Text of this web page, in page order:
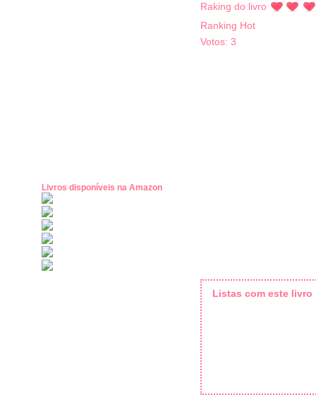
Livros disponíveis na Amazon
Raking do livro
Ranking Hot
Votos: 3
Listas com este livro